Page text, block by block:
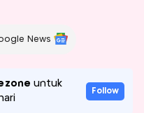
News
untuk
Follow